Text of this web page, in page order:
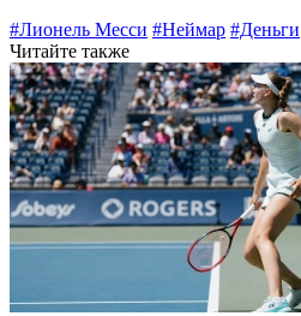
#Лионель Месси #Неймар #Деньги
Читайте также